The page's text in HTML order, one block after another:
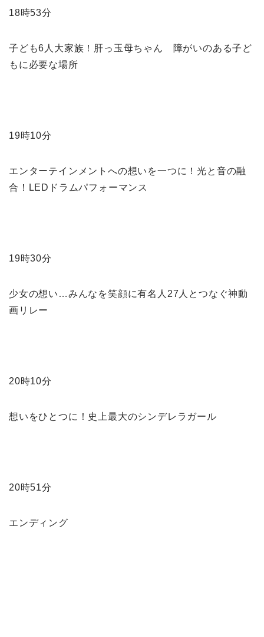
18時53分
子ども6人大家族！肝っ玉母ちゃん 障がいのある子ど
もに必要な場所
19時10分
エンターテインメントへの想いを一つに！光と音の融
合！LEDドラムパフォーマンス
19時30分
少女の想い…みんなを笑顔に有名人27人とつなぐ神動
画リレー
20時10分
想いをひとつに！史上最大のシンデレラガール
20時51分
エンディング